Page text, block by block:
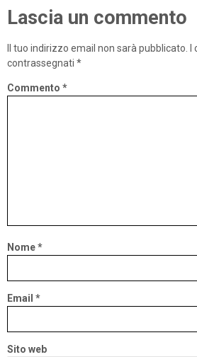
Lascia un commento
Il tuo indirizzo email non sarà pubblicato.
contrassegnati *
Commento *
Nome*
Email *
Sito web